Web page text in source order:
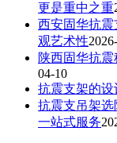
更是重中之重
西安固华抗
观艺术性
陕西固华抗
04-10
抗震支架的设
抗震支吊架
一站式服务